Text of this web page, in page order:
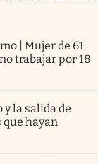
| Mujer de 61
trabajar por 18
la salida de
hayan